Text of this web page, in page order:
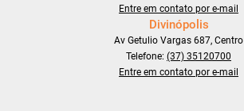
Entre em contato por e-mail
Divinópolis
Av Getulio Vargas 687, Centro
Telefone: (37) 35120700
Entre em contato por e-mail